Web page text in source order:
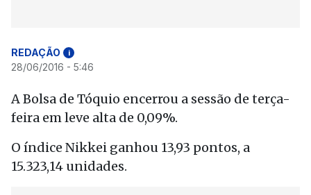
REDAÇÃO i
28/06/2016 - 5:46
A Bolsa de Tóquio encerrou a sessão de terça-
feira em leve alta de 0,09%.
O índice Nikkei ganhou 13,93 pontos, a
15.323,14 unidades.